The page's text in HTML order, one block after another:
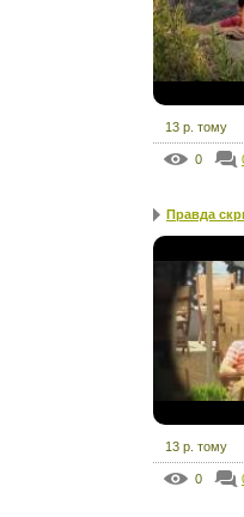
13 р. тому
0
Правда
13 р. тому
0